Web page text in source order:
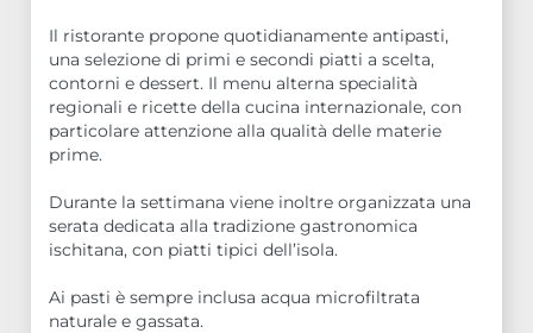
Il ristorante propone quotidianamente antipasti,
una selezione di primi e secondi piatti a scelta,
contorni e dessert. Il menu alterna specialità
regionali e ricette della cucina internazionale, con
particolare attenzione alla qualità delle materie
prime.
Durante la settimana viene inoltre organizzata una
serata dedicata alla tradizione gastronomica
ischitana, con piatti tipici dell’isola.
Ai pasti è sempre inclusa acqua microfiltrata
naturale e gassata.